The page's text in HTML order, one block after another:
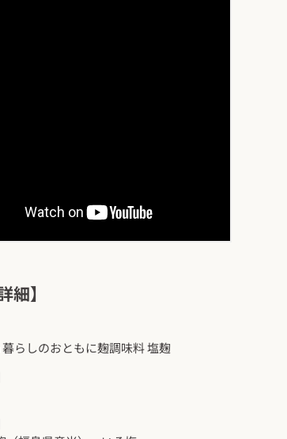
細】
らしのおともに麹調味料 塩麹